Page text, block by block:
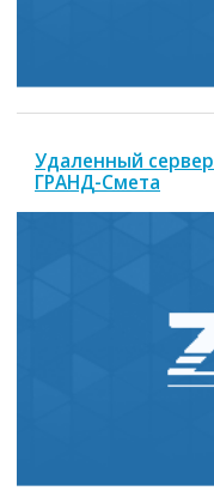
Удаленный
ГРАНД-Смета